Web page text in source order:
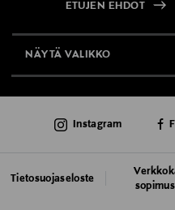
ETUJEN EHDOT
NÄYTÄ VALIKKO
AJANKOHTAISTA
Tietosuojaseloste
Instagram